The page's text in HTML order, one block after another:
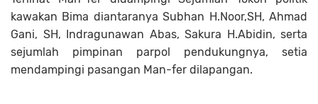
kawakan Bima diantaranya Subhan H.Noor,SH, Ahmad
Gani, SH, Indragunawan Abas, Sakura H.Abidin, serta
sejumlah pimpinan parpol pendukungnya, setia
mendampingi pasangan Man-fer dilapangan.